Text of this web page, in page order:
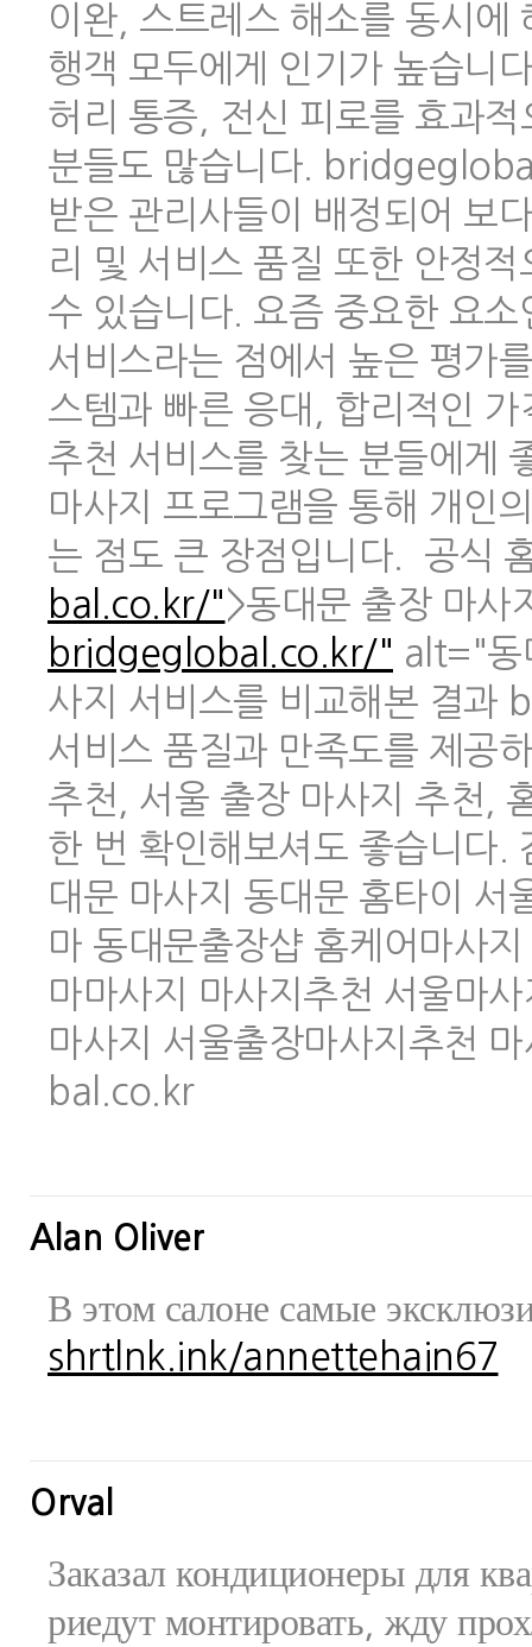
이완, 스트레스 해소를 동시에
행객 모두에게 인기가 높습니
허리 통증, 전신 피로를 효과
분들도 많습니다.
받은 관리사들이 배정되어 보
리 및 서비스 품질 또한 안정
수 있습니다. 요즘 중요한 요
서비스라는 점에서 높은 평가
스템과 빠른 응대, 합리적인
추천 서비스를 찾는 분들에게
마사지 프로그램을 통해 개인
는 점도 큰 장점입니다. 공식
bal.co.kr/">동대문 출장 마
bridgeglobal.co.kr/" alt="동
사지 서비스를 비교해본 결과
서비스 품질과 만족도를 제공
추천, 서울 출장 마사지 추천,
한 번 확인해보셔도 좋습니다
대문 마사지 동대문 홈타이 서
마 동대문출장샵 홈케어마사
마마사지 마사지추천 서울마
마사지 서울출장마사지추천
bal.co.kr
Alan Oliver
В этом салоне самые
shrtlnk.ink/annettehain67
Orval
Заказал кондиционеры для
риедут монтировать, жду